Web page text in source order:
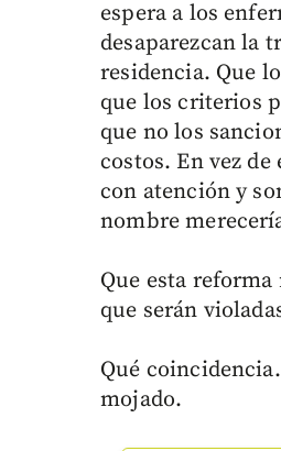
espera a los
desaparezcan la
residencia. Que
que los criterios
que no los
costos. En vez
con atención y
nombre
Que esta
que serán
Qué
mojado.